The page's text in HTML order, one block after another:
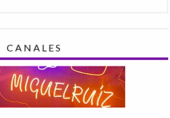
CANALES